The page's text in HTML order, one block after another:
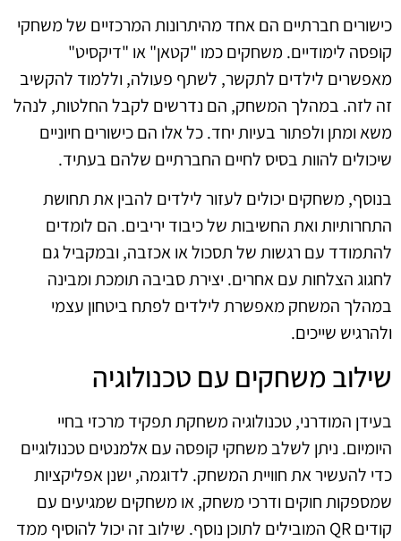
כישורים חברתיים הם אחד מהיתרונות המרכזיים של משחקי
קופסה לימודיים. משחקים כמו "קטאן" או "דיקסיט"
מאפשרים לילדים לתקשר, לשתף פעולה, וללמוד להקשיב
זה לזה. במהלך המשחק, הם נדרשים לקבל החלטות, לנהל
משא ומתן ולפתור בעיות יחד. כל אלו הם כישורים חיוניים
שיכולים להוות בסיס לחיים החברתיים שלהם בעתיד.
בנוסף, משחקים יכולים לעזור לילדים להבין את תחושת
התחרותיות ואת החשיבות של כיבוד יריבים. הם לומדים
להתמודד עם רגשות של תסכול או אכזבה, ובמקביל גם
לחגוג הצלחות עם אחרים. יצירת סביבה תומכת ומבינה
במהלך המשחק מאפשרת לילדים לפתח ביטחון עצמי
ולהרגיש שייכים.
שילוב משחקים עם טכנולוגיה
בעידן המודרני, טכנולוגיה משחקת תפקיד מרכזי בחיי
היומיום. ניתן לשלב משחקי קופסה עם אלמנטים טכנולוגיים
כדי להעשיר את חוויית המשחק. לדוגמה, ישנן אפליקציות
שמספקות חוקים ודרכי משחק, או משחקים שמגיעים עם
קודים QR המובילים לתוכן נוסף. שילוב זה יכול להוסיף ממד